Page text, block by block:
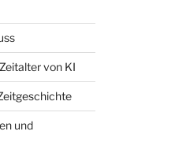
von KI
und